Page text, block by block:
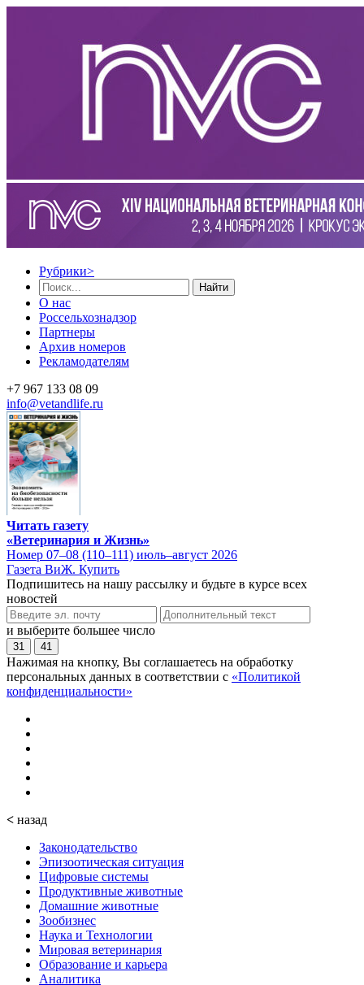
Рубрики>
Найти
О нас
Россельхознадзор
Партнеры
Архив номеров
Рекламодателям
+7 967 133 08 09
info@vetandlife.ru
Читать газету
«Ветеринария и Жизнь»
Номер 07–08 (110–111) июль–август 2026
Газета ВиЖ. Купить
Подпишитесь на нашу рассылку и будьте в курсе всех
новостей
и выберите большее число
31 41
Нажимая на кнопку, Вы соглашаетесь на обработку
персональных данных в соответствии с «Политикой
конфиденциальности»
< назад
Законодательство
Эпизоотическая ситуация
Цифровые системы
Продуктивные животные
Домашние животные
Зообизнес
Наука и Технологии
Мировая ветеринария
Образование и карьера
Аналитика